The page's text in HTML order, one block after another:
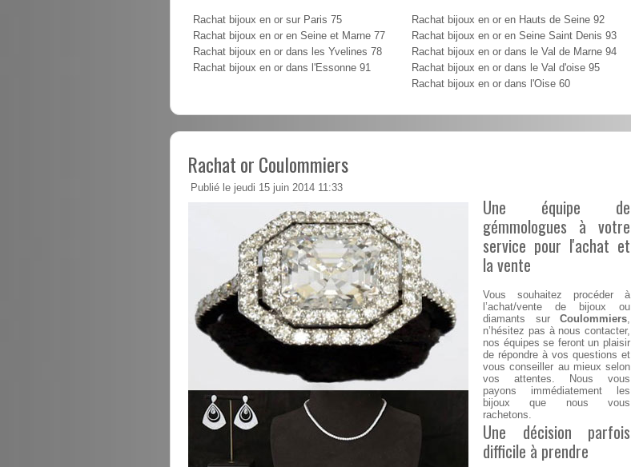
Rachat bijoux en or sur Paris 75
Rachat bijoux en or en Seine et Marne 77
Rachat bijoux en or dans les Yvelines 78
Rachat bijoux en or dans l'Essonne 91
Rachat bijoux en or en Hauts de Seine 92
Rachat bijoux en or en Seine Saint Denis 93
Rachat bijoux en or dans le Val de Marne 94
Rachat bijoux en or dans le Val d'oise 95
Rachat bijoux en or dans l'Oise 60
Rachat or Coulommiers
Publié le jeudi 15 juin 2014 11:33
Une équipe de
gémmologues à votre
service pour l'achat et
la vente
Vous souhaitez procéder à
l’achat/vente de bijoux ou
diamants sur Coulommiers,
n’hésitez pas à nous contacter,
nos équipes se feront un plaisir
de répondre à vos questions et
vous conseiller au mieux selon
vos attentes. Nous vous
payons immédiatement les
bijoux que nous vous
rachetons.
Une décision parfois
difficile à prendre